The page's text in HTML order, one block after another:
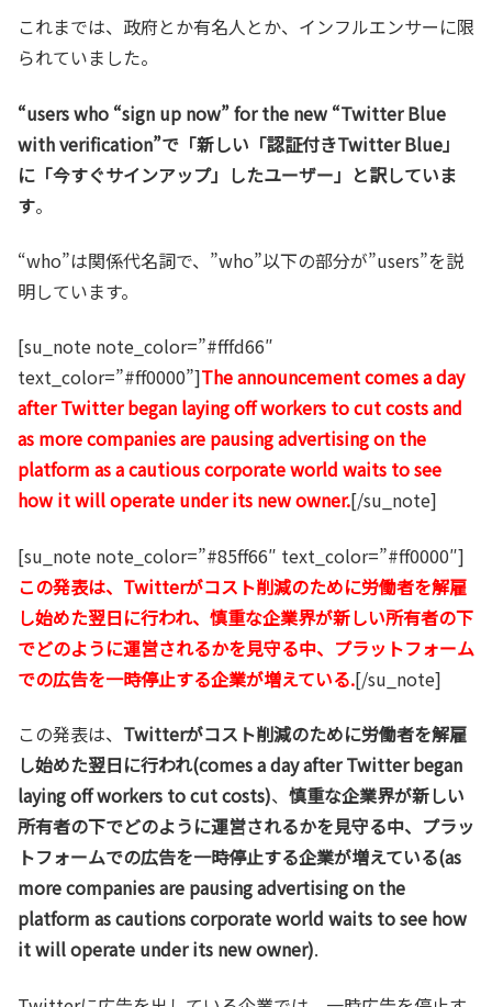
これまでは、政府とか有名人とか、インフルエンサーに限
られていました。
“users who “sign up now” for the new “Twitter Blue
with verification”で「新しい「認証付きTwitter Blue」
に「今すぐサインアップ」したユーザー」と訳していま
す。
“who”は関係代名詞で、”who”以下の部分が”users”を説
明しています。
[su_note note_color=”#fffd66″
text_color=”#ff0000”]The announcement comes a day
after Twitter began laying off workers to cut costs and
as more companies are pausing advertising on the
platform as a cautious corporate world waits to see
how it will operate under its new owner.[/su_note]
[su_note note_color=”#85ff66″ text_color=”#ff0000″]
この発表は、Twitterがコスト削減のために労働者を解雇
し始めた翌日に行われ、慎重な企業界が新しい所有者の下
でどのように運営されるかを見守る中、プラットフォーム
での広告を一時停止する企業が増えている.[/su_note]
この発表は、 Twitterがコスト削減のために労働者を解雇
し始めた翌日に行われ(comes a day after Twitter began
laying off workers to cut costs)、 慎重な企業界が新しい
所有者の下でどのように運営されるかを見守る中、プラッ
トフォームでの広告を一時停止する企業が増えている(as
more companies are pausing advertising on the
platform as cautions corporate world waits to see how
it will operate under its new owner).